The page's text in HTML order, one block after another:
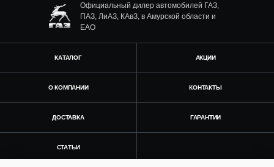
Официальный дилер автомобилей ГАЗ,
ПАЗ, ЛиАЗ, КАвЗ, в Амурской области и
ЕАО
КАТАЛОГ АКЦИИ
О КОМПАНИИ КОНТАКТЫ
ДОСТАВКА ГАРАНТИИ
СТАТЬИ